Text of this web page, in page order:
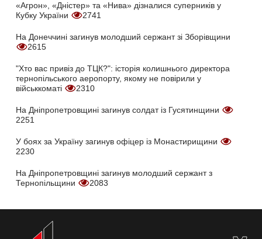
«Агрон», «Дністер» та «Нива» дізналися суперників у
Кубку України
2741
На Донеччині загинув молодший сержант зі Зборівщини
2615
"Хто вас привіз до ТЦК?": історія колишнього директора
тернопільського аеропорту, якому не повірили у
військкоматі
2310
На Дніпропетровщині загинув солдат із Гусятинщини
2251
У боях за Україну загинув офіцер із Монастирищини
2230
На Дніпропетровщині загинув молодший сержант з
Тернопільщини
2083